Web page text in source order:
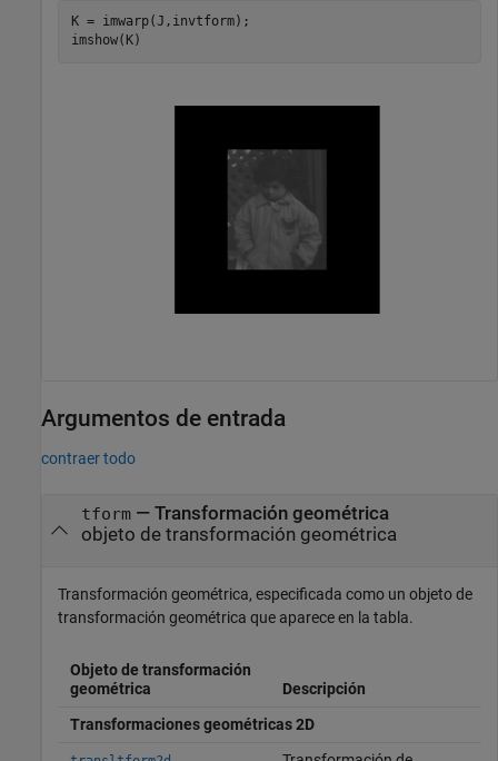
K = imwarp(J,invtform);
imshow(K)
Argumentos de entrada
contraer todo
tform— Transformación geométrica
objeto de transformación geométrica
Transformación geométrica, especificada como un objeto de
transformación geométrica que aparece en la tabla.
Objeto de transformación
geométrica
Descripción
Transformaciones geométricas 2D